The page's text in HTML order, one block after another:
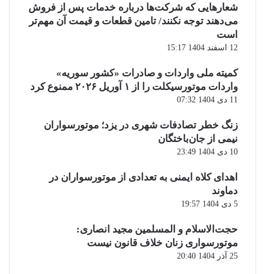
شعارهایی که شرکت‌ها درباره خدمات پس از فروش
می‌دهند توجه نکنند/ تامین قطعات و قیمت آن مهم‌تر
است
12 اسفند 1404 15:17
کمیته ملی واردات و صادرات «کشور سوریه»
واردات موتورسیکلت را از ۱ آوریل ۲۰۲۶ ممنوع کرد
11 دی 1404 07:32
زنگ خطر تصادفات شهری در یزد؛ موتورسواران
نیمی از جان‌باختگان
10 دی 1404 23:49
اهدای کلاه ایمنی به تعدادی از موتورسواران در
دماوند
5 دی 1404 19:57
حجت‌الاسلام و المسلمین مجید انصاری:
موتورسواری زنان خلاف قانون نیست
25 آذر 1404 20:40